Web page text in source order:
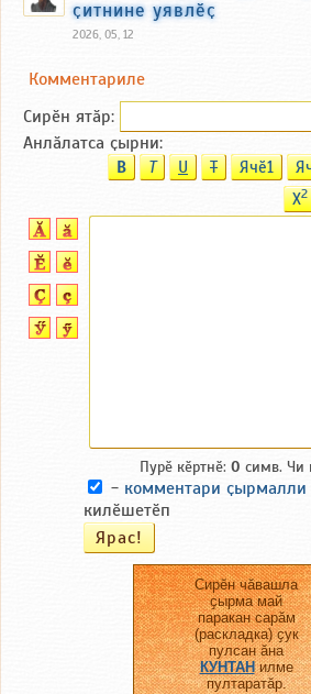
ҫитнине уявлӗҫ
2026, 05, 12
Комментариле
Сирӗн ятӑp:
Анлӑлатса ҫырни:
B T U T Ячӗ1
X2
Пурӗ кӗртнӗ: 0 симв. Чи
- комментари ҫырмалли
килӗшетӗп
Сирӗн чӑвашла
ҫырма май
паракан сарӑм
(раскладка) ҫук
пулсан ӑна
КУНТАНилме
пултаратӑр.